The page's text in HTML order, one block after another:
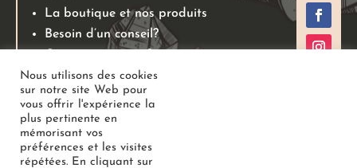
La boutique et nos produits
Besoin d’un conseil?
Mentions légales
Conditions générales de ventes
Politiques de retours
Politique de confidentialité
Nous utilisons des cookies
sur notre site Web pour
vous offrir l'expérience la
plus pertinente en
mémorisant vos
préférences et les visites
répétées. En cliquant sur